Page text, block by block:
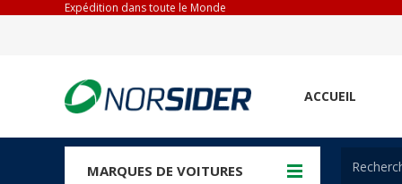
Expédition dans toute le Monde
ACCUEIL
MARQUES DE VOITURES